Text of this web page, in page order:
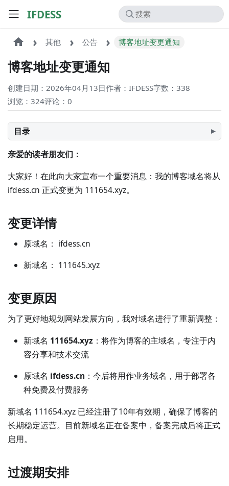
IFDESS
其他 公告 博客地址变更通知
博客地址变更通知
创建日期：2026年04月13日作者：IFDESS字数：338
浏览：324评论：0
目录
亲爱的读者朋友们：
大家好！在此向大家宣布一个重要消息：我的博客域名将从
ifdess.cn 正式变更为 111654.xyz。
变更详情
原域名： ifdess.cn
新域名： 111645.xyz
变更原因
为了更好地规划网站发展方向，我对域名进行了重新调整：
新域名 111654.xyz ：将作为博客的主域名，专注于内
容分享和技术交流
原域名 ifdess.cn ：今后将用作业务域名，用于部署各
种免费及付费服务
新域名 111654.xyz 已经注册了10年有效期，确保了博客的
长期稳定运营。目前新域名正在备案中，备案完成后将正式
启用。
过渡期安排